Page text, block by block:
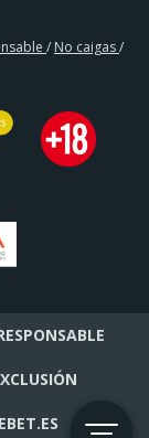
/ No caigas/